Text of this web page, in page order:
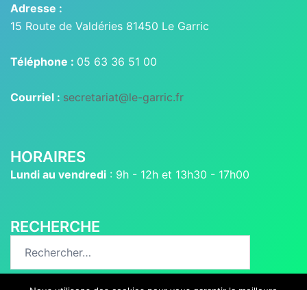
Adresse :
15 Route de Valdéries 81450 Le Garric
Téléphone : 05 63 36 51 00
Courriel : secretariat@le-garric.fr
HORAIRES
Lundi au vendredi : 9h - 12h et 13h30 - 17h00
RECHERCHE